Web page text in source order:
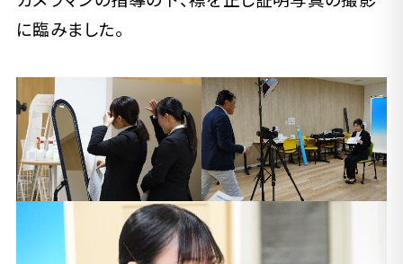
に臨みました。